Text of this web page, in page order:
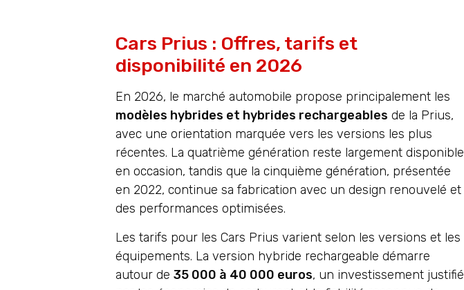
Cars Prius : Offres, tarifs et
disponibilité en 2026
En 2026, le marché automobile propose principalement les
modèles hybrides et hybrides rechargeables de la Prius,
avec une orientation marquée vers les versions les plus
récentes. La quatrième génération reste largement disponible
en occasion, tandis que la cinquième génération, présentée
en 2022, continue sa fabrication avec un design renouvelé et
des performances optimisées.
Les tarifs pour les Cars Prius varient selon les versions et les
équipements. La version hybride rechargeable démarre
autour de 35 000 à 40 000 euros, un investissement justifié